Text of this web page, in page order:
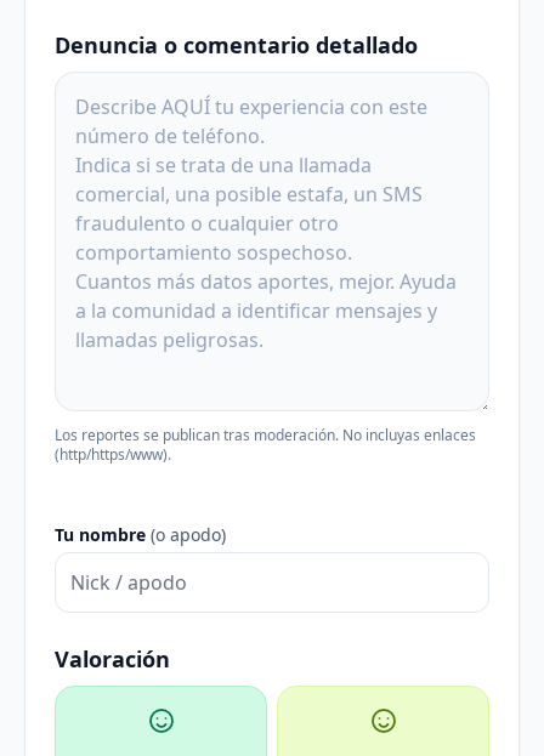
Denuncia o comentario detallado
Los reportes se publican tras moderación. No incluyas enlaces
(http/https/www).
Tu nombre (o apodo)
Valoración